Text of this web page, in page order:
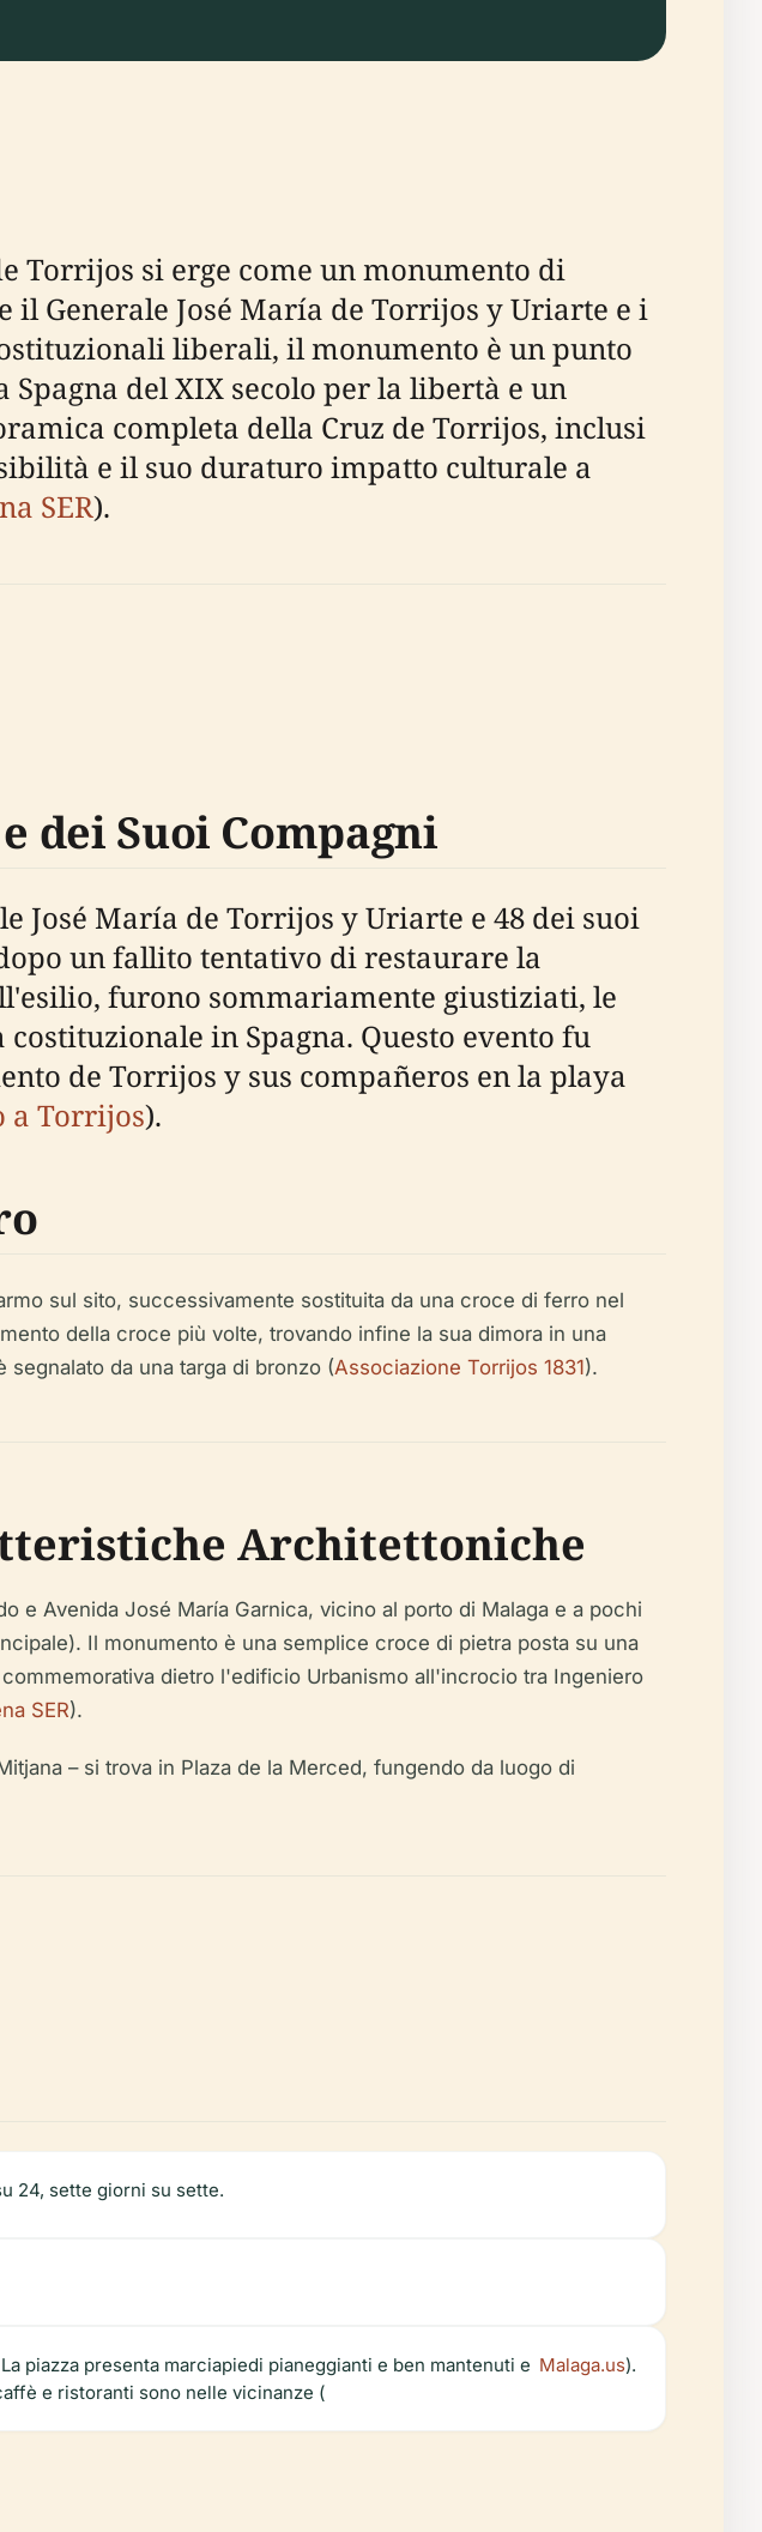
Torrijos si erge come un monumento di
Generale José María de Torrijos y Uriarte e i
liberali, il monumento è un punto
del XIX secolo per la libertà e un
completa della Cruz de Torrijos, inclusi
e il suo duraturo impatto culturale a
SER).
dei Suoi Compagni
José María de Torrijos y Uriarte e 48 dei suoi
un fallito tentativo di restaurare la
furono sommariamente giustiziati, le
in Spagna. Questo evento fu
de Torrijos y sus compañeros en la playa
a Torrijos).
sul sito, successivamente sostituita da una croce di ferro nel
della croce più volte, trovando infine la sua dimora in una
da una targa di bronzo (Associazione Torrijos 1831).
Architettoniche
e Avenida José María Garnica, vicino al porto di Malaga e a pochi
Il monumento è una semplice croce di pietra posta su una
dietro l'edificio Urbanismo all'incrocio tra Ingeniero
SER).
– si trova in Plaza de la Merced, fungendo da luogo di
24, sette giorni su sette.
piazza presenta marciapiedi pianeggianti e ben mantenuti e
e ristoranti sono nelle vicinanze (
Malaga.us).